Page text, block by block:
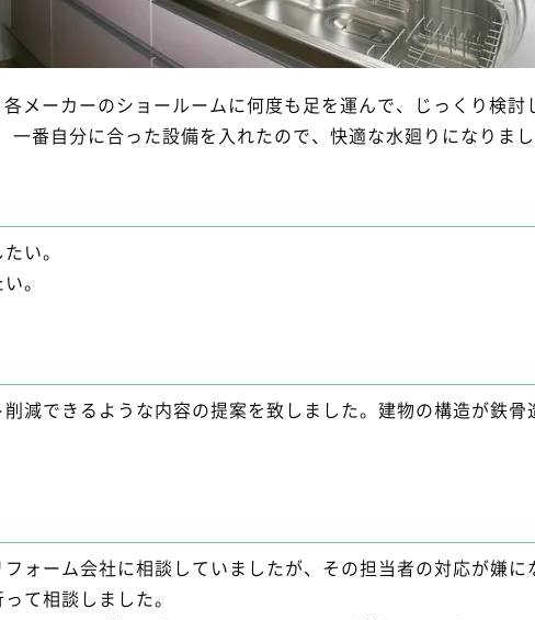
各メーカーのショールームに何度も足を運んで、じっくり検討
一番自分に合った設備を入れたので、快適な水廻りになりま
い。
。
減できるような内容の提案を致しました。建物の構造が鉄
ォーム会社に相談していましたが、その担当者の対応が嫌
て相談しました。